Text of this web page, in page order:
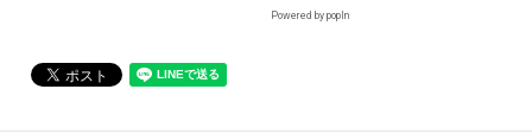
Powered by popIn